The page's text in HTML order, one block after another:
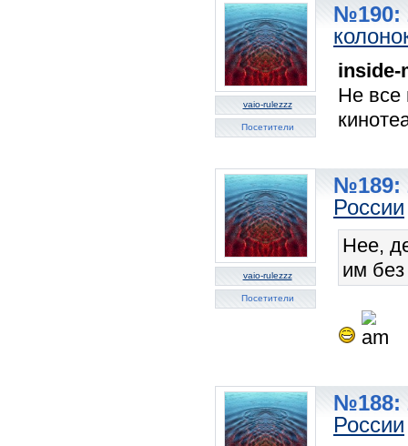
vaio-rulezzz
Посетители
№190:
inside-
Не все
vaio-rulezzz
Посетители
№189:
России
Нее,
им
№188:
России